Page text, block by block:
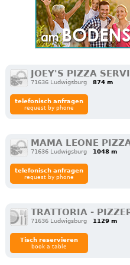
JOEY'S PIZZA
71636 Ludwigsburg 874 m
telefonisch anfragen
request by phone
MAMA LEONE
71636 Ludwigsburg 1048 m
telefonisch anfragen
request by phone
TRATTORIA -
71636 Ludwigsburg 1129 m
Tisch reservieren
book a table